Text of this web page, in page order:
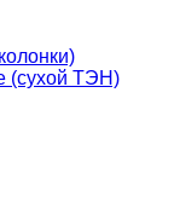
(сухой ТЭН)